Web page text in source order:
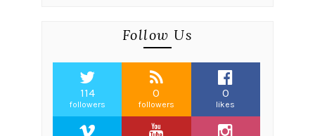
Follow Us
114
followers
0
followers
0
likes